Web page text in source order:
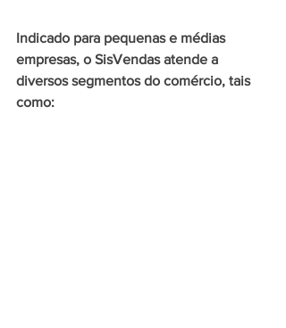
Indicado para pequenas e médias
empresas, o SisVendas atende a
diversos segmentos do comércio, tais
como: